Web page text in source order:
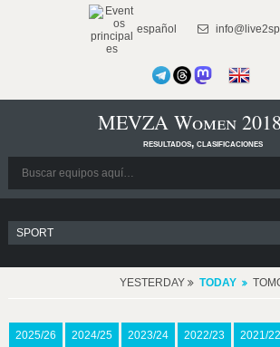
español
MEVZA Women
resultados, clasificaciones
YESTERDAY TODAY
2025/26 2024/25 2023/24 2022/23 2021/22